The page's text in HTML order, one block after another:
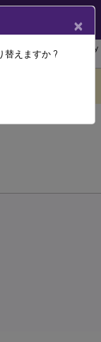
Linux Virtual Delivery
×
替えますか ?